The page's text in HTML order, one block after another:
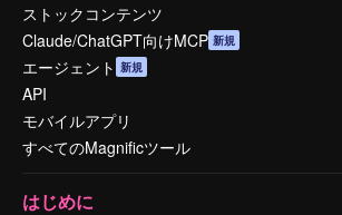
ストックコンテンツ
Claude/ChatGPT向けMCP 新規
エージェント 新規
API
モバイルアプリ
すべてのMagnificツール
はじめに